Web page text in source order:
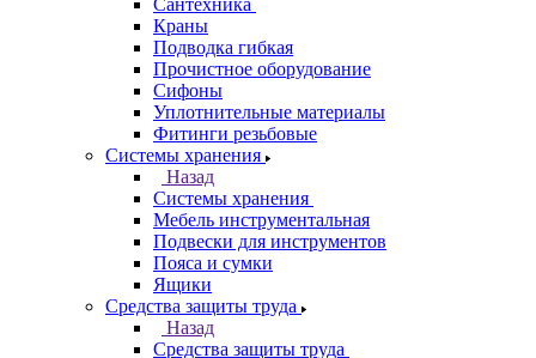
Сантехника
Краны
Подводка гибкая
Прочистное оборудование
Сифоны
Уплотнительные материалы
Фитинги резьбовые
Системы хранения
Назад
Системы хранения
Мебель инструментальная
Подвески для инструментов
Пояса и сумки
Ящики
Средства защиты труда
Назад
Средства защиты труда